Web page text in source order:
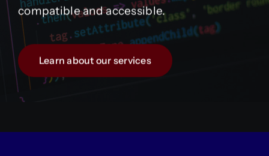
compatible and accessible.
Learn about our services